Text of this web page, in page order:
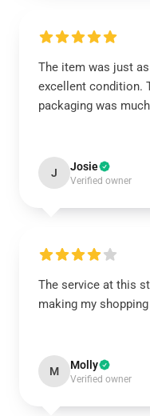
The item was just
excellent condition.
packaging was
J Josie
Verified owner
The service at this
making my
M Molly
Verified owner